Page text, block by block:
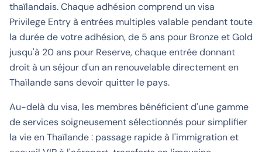
thaïlandais. Chaque adhésion comprend un visa
Privilege Entry à entrées multiples valable pendant toute
la durée de votre adhésion, de 5 ans pour Bronze et Gold
jusqu'à 20 ans pour Reserve, chaque entrée donnant
droit à un séjour d'un an renouvelable directement en
Thaïlande sans devoir quitter le pays.
Au-delà du visa, les membres bénéficient d'une gamme
de services soigneusement sélectionnés pour simplifier
la vie en Thaïlande : passage rapide à l'immigration et